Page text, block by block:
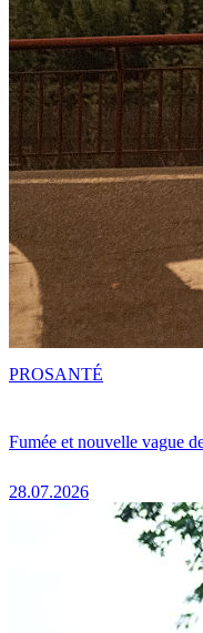
Fumée et nouvelle vague
28.07.2026
PROSANTÉ